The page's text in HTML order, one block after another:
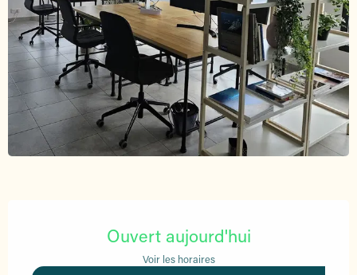
Ouvert aujourd'hui
Voir les horaires